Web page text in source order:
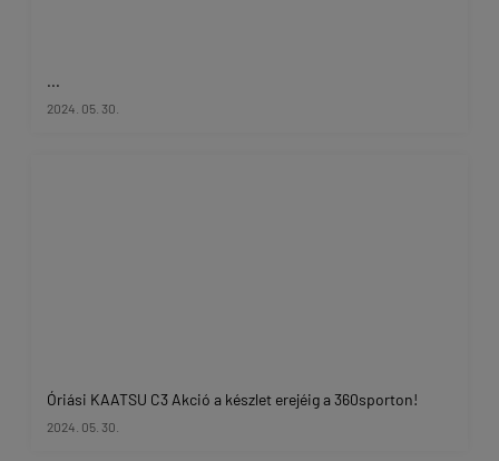
...
2024. 05. 30.
Óriási KAATSU C3 Akció a készlet erejéig a 360sporton!
2024. 05. 30.